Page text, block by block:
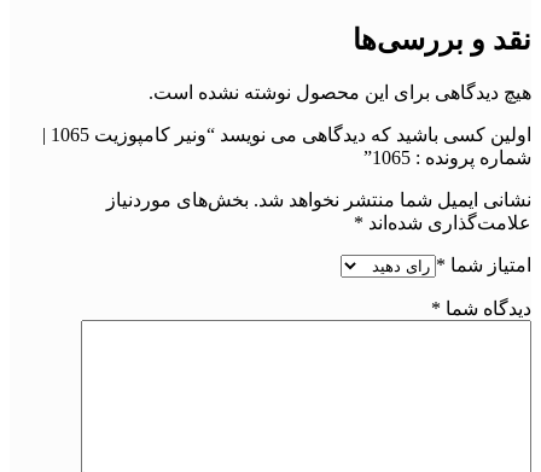
نقد و بررسی‌ها
هیچ دیدگاهی برای این محصول نوشته نشده است.
اولین کسی باشید که دیدگاهی می نویسد “ونیر کامپوزیت 1065 |
شماره پرونده : 1065”
نشانی ایمیل شما منتشر نخواهد شد. بخش‌های موردنیاز
علامت‌گذاری شده‌اند *
امتیاز شما *
دیدگاه شما *